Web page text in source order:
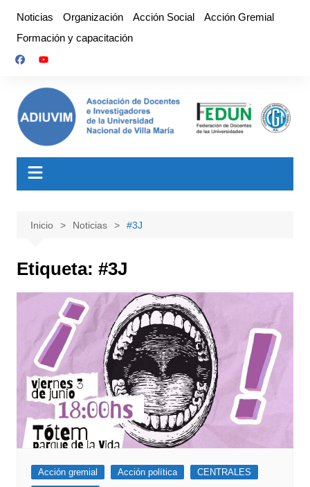
contenido
Noticias Organización Acción Social
Acción Gremial
Formación y capacitación
Inicio Noticias #3J
Etiqueta: #3J
Acción gremial Acción política
CENTRALES